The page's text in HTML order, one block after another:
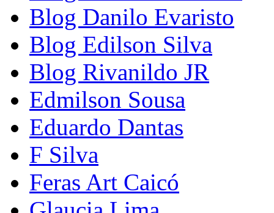
Blog Danilo Evaristo
Blog Edilson Silva
Blog Rivanildo JR
Edmilson Sousa
Eduardo Dantas
F Silva
Feras Art Caicó